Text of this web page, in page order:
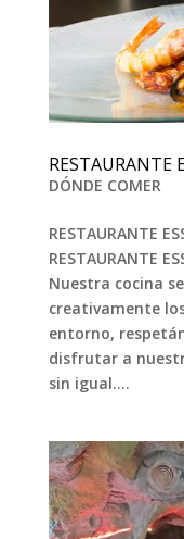
RESTAURANTE
DÓNDE COMER
RESTAURANTE
RESTAURANTE
Nuestra cocina
creativamente
entorno,
disfrutar a
sin igual....